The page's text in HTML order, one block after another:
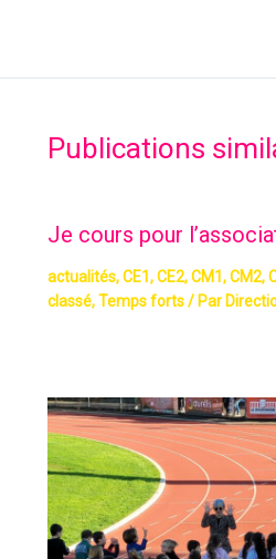
Publications
Je cours pour
actualités,CE1 ,CE2,CM1 ,CM2,
classé,Temps forts/ Par